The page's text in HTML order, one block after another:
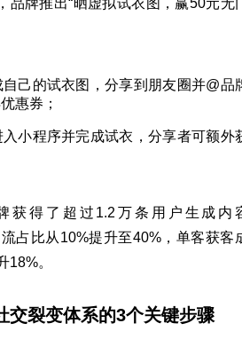
己的试衣图，分享到朋友圈并@品
惠券；
小程序并完成试衣，分享者可额外
获得了超过1.2万条用户生成内
占比从10%提升至40%，单客获客
18%。
交裂变体系的3个关键步骤